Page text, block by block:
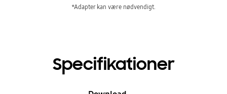
*Adapter kan være nødvendigt.
Specifikationer